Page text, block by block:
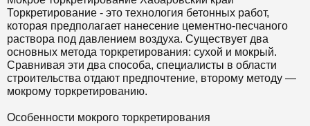
Торкретирование - это технология бетонных работ,
которая предполагает нанесение цементно-песчаного
раствора под давлением воздуха. Существует два
основных метода торкретирования: сухой и мокрый.
Сравнивая эти два способа, специалисты в области
строительства отдают предпочтение, второму методу —
мокрому торкретированию.
Особенности мокрого торкретирования